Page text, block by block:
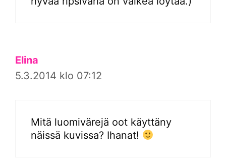
Elina
5.3.2014 klo 07:12
Mitä luomivärejä oot käyttäny
näissä kuvissa? Ihanat!